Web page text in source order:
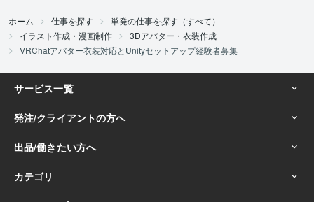
ホーム 仕事を探す
単発の仕事を探す（すべて）
イラスト作成・漫画制作
3Dアバター・衣装作成
VRChatアバター衣装対応とUnityセットアップ経験者募集